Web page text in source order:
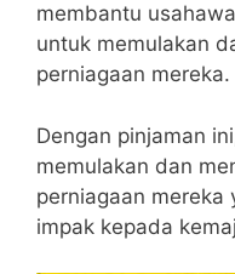
membantu
untuk memulakan
perniagaan mereka.
Dengan pinjaman
memulakan dan
perniagaan mereka
impak kepada